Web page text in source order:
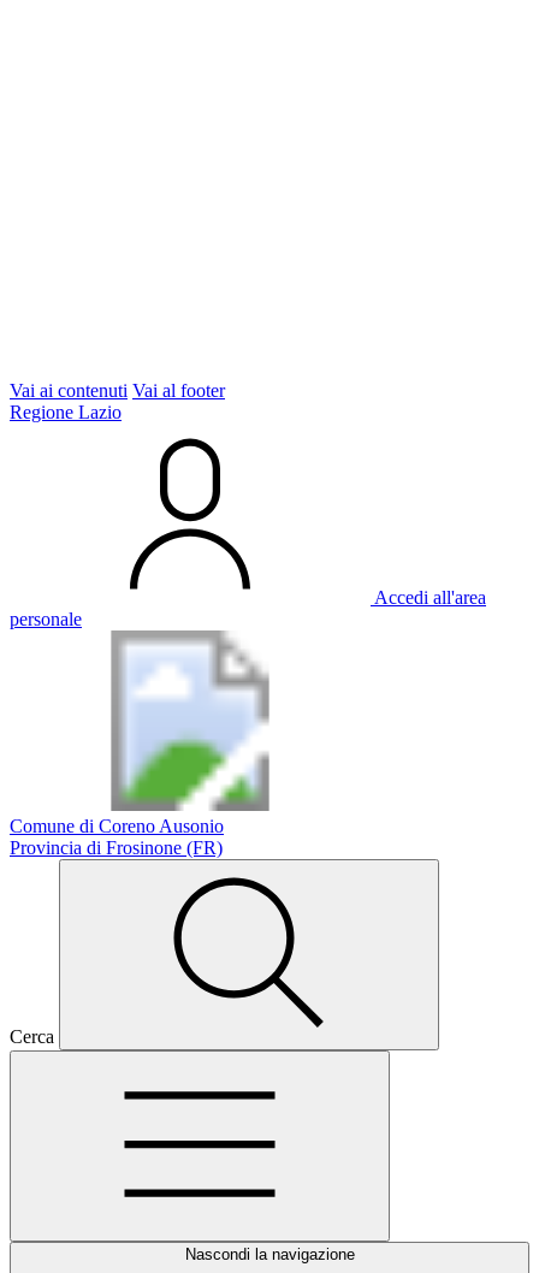
Vai ai contenuti Vai al footer
Regione Lazio
Accedi all'area
personale
Comune di Coreno Ausonio
Provincia di Frosinone (FR)
Cerca
Nascondi la navigazione